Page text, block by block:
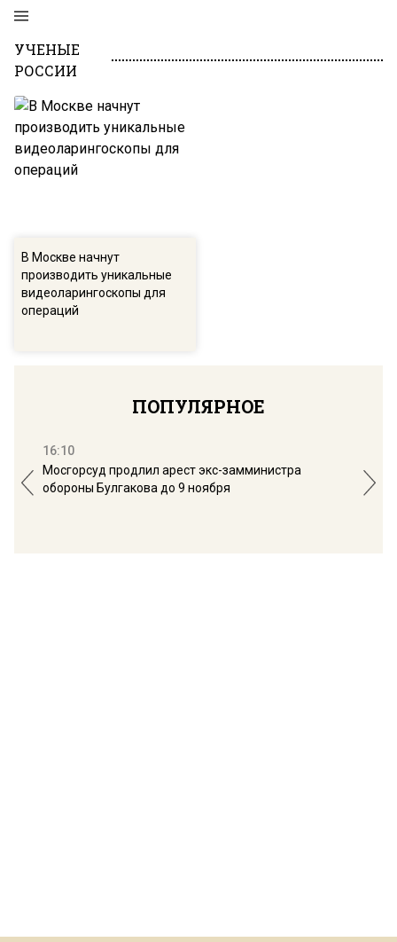
УЧЕНЫЕ
РОССИИ
В Москве начнут
производить уникальные
видеоларингоскопы для
операций
ПОПУЛЯРНОЕ
16:10
Мосгорсуд продлил арест экс-замминистра
обороны Булгакова до 9 ноября